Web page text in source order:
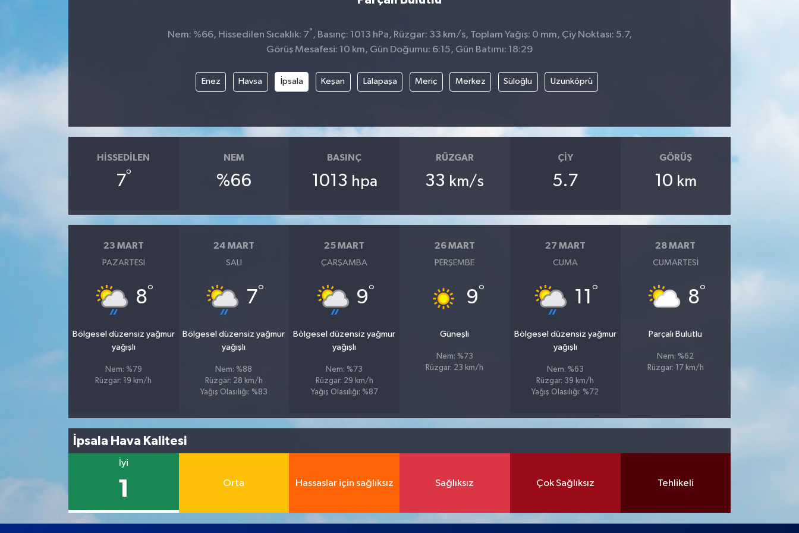
Nem: %66, Hissedilen Sıcaklık: 7° , Basınç: 1013 hPa, Rüzgar: 33 km/s, Toplam Yağış: 0 mm, Çiy Noktası: 5.7,
Görüş Mesafesi: 10 km, Gün Doğumu: 6:15, Gün Batımı: 18:29
Enez Havsa İpsala Keşan Lâlapaşa Meriç Merkez Süloğlu Uzunköprü
HISSEDILEN
7°
NEM
%66
BASINÇ
1013 hpa
RÜZGAR
33 km/s
ÇIY
5.7
GÖRÜŞ
10 km
23 MART
PAZARTESI
8°
Bölgesel düzensiz yağmur
yağışlı
Nem: %79
Rüzgar: 19 km/h
24 MART
SALI
7°
Bölgesel düzensiz yağmur
yağışlı
Nem: %88
Rüzgar: 28 km/h
Yağış Olasılığı: %83
25 MART
ÇARŞAMBA
9°
Bölgesel düzensiz yağmur
yağışlı
Nem: %73
Rüzgar: 29 km/h
Yağış Olasılığı: %87
26 MART
PERŞEMBE
9°
Güneşli
Nem: %73
Rüzgar: 23 km/h
27 MART
CUMA
11 °
Bölgesel düzensiz yağmur
yağışlı
Nem: %63
Rüzgar: 39 km/h
Yağış Olasılığı: %72
28 MART
CUMARTESI
8°
Parçalı Bulutlu
Nem: %62
Rüzgar: 17 km/h
İpsala Hava Kalitesi
İyi
1 Orta Hassaslar için sağlıksız Sağlıksız Çok Sağlıksız Tehlikeli